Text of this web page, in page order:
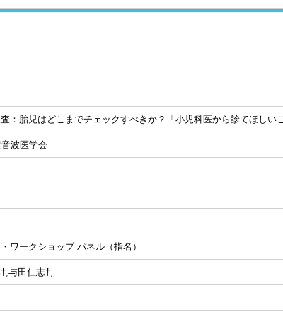
：胎児はどこまでチェックすべきか？「小児科医から診てほしい
波医学会
ワークショップ パネル（指名）
与田仁志†,